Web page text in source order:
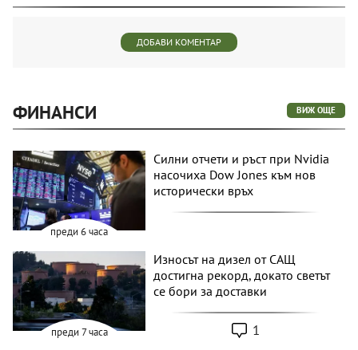
ДОБАВИ КОМЕНТАР
ФИНАНСИ ВИЖ ОЩЕ
преди 6 часа
Силни отчети и ръст при Nvidia
насочиха Dow Jones към нов
исторически връх
преди 7 часа
Износът на дизел от САЩ
достигна рекорд, докато светът
се бори за доставки
1